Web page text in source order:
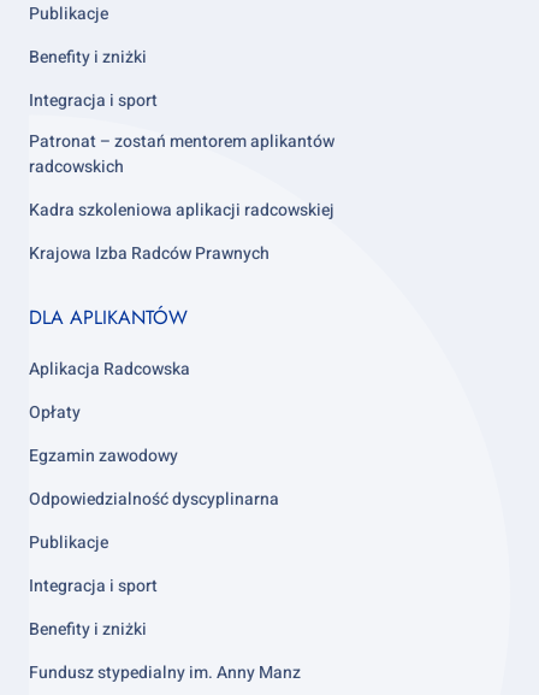
Publikacje
Benefity i zniżki
Integracja i sport
Patronat – zostań mentorem aplikantów
radcowskich
Kadra szkoleniowa aplikacji radcowskiej
Krajowa Izba Radców Prawnych
Footer
3
DLA APLIKANTÓW
Aplikacja Radcowska
Opłaty
Egzamin zawodowy
Odpowiedzialność dyscyplinarna
Publikacje
Integracja i sport
Benefity i zniżki
Fundusz stypedialny im. Anny Manz